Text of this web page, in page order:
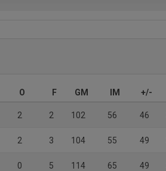
O F GM IM +/-
2 2 102 56 46
2 3 104 55 49
0 5 114 65 49